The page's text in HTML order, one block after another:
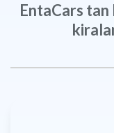
EntaCars tan